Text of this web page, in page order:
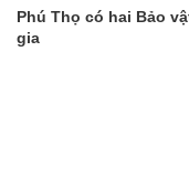
Phú Thọ có hai Bảo
gia